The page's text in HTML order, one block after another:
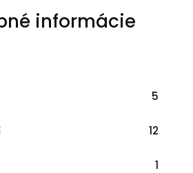
informácie
5
12
1